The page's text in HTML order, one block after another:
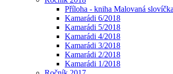
Příloha - kniha Malovaná
Kamarádi 6/2018
Kamarádi 5/2018
Kamarádi 4/2018
Kamarádi 3/2018
Kamarádi 2/2018
Kamarádi 1/2018